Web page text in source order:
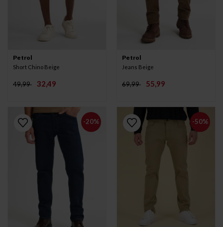
Petrol
Short Chino Beige
49,99 32,49
Petrol
Jeans Beige
69,99 55,99
-20% -50%